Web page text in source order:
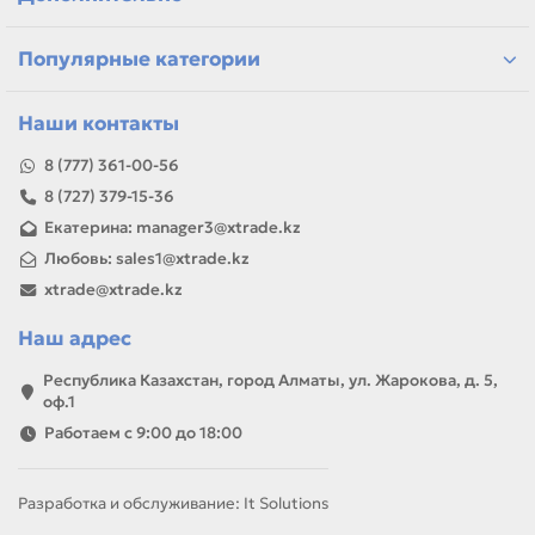
Если параметры в карточке совпадают с вашей моделью
ремонта, заправки, печати или пополнения складского
Популярные категории
Наши контакты
8 (777) 361-00-56
8 (727) 379-15-36
Екатерина: manager3@xtrade.kz
Любовь: sales1@xtrade.kz
xtrade@xtrade.kz
Наш адрес
Республика Казахстан, город Алматы, ул. Жарокова, д. 5,
оф.1
Работаем с 9:00 до 18:00
Разработка и обслуживание: It Solutions